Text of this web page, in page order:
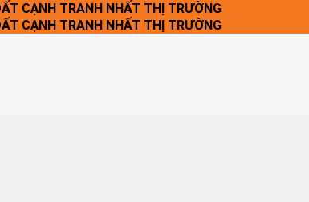
CẠNH TRANH NHẤT THỊ TRƯỜNG
CẠNH TRANH NHẤT THỊ TRƯỜNG